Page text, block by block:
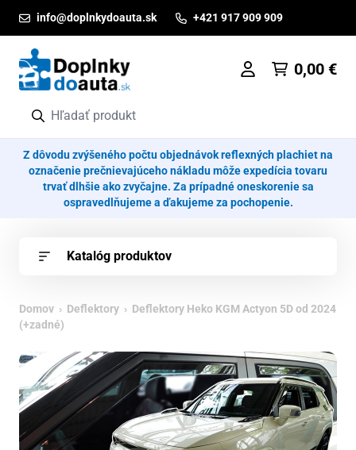
info@doplnkydoauta.sk +421 917 909 909
0,00 €
Z dôvodu zvýšeného počtu objednávok reflexných plachiet na
označenie prečnievajúceho nákladu môže expedícia tovaru
trvať dlhšie ako zvyčajne. Za prípadné oneskorenie sa
ospravedlňujeme a ďakujeme za pochopenie.
Katalóg produktov
Domov › Deflektory › Deflektory Heko KGM Actyon 5D od 2024
(+zadné)